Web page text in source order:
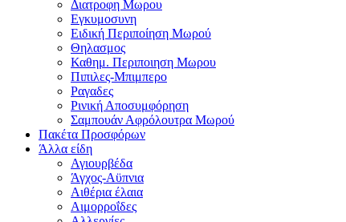
Διατροφη Μωρου
Εγκυμοσυνη
Ειδική Περιποίηση Μωρού
Θηλασμος
Καθημ. Περιποιηση Μωρου
Πιπιλες-Μπιμπερο
Ραγαδες
Ρινική Αποσυμφόρηση
Σαμπουάν Αφρόλουτρα Μωρού
Πακέτα Προσφόρων
Άλλα είδη
Αγιουρβέδα
Άγχος-Αϋπνια
Αιθέρια έλαια
Αιμορροΐδες